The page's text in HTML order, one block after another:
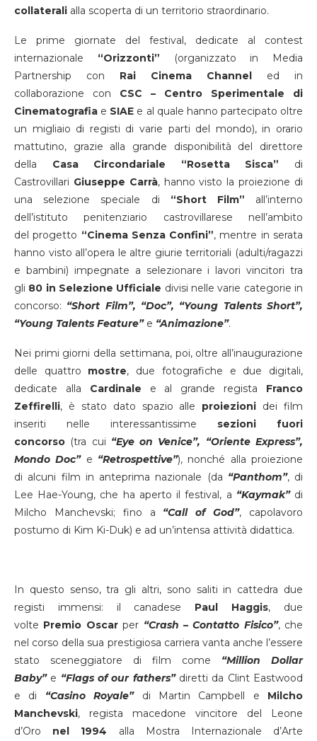
collaterali alla scoperta di un territorio straordinario.
Le prime giornate del festival, dedicate al contest
internazionale “Orizzonti” (organizzato in Media
Partnership con Rai Cinema Channel ed in
collaborazione con CSC – Centro Sperimentale di
Cinematografia e SIAE e al quale hanno partecipato oltre
un migliaio di registi di varie parti del mondo), in orario
mattutino, grazie alla grande disponibilità del direttore
della Casa Circondariale “Rosetta Sisca” di
Castrovillari Giuseppe Carrà, hanno visto la proiezione di
una selezione speciale di “Short Film” all’interno
dell’istituto penitenziario castrovillarese nell’ambito
del progetto “Cinema Senza Confini”, mentre in serata
hanno visto all’opera le altre giurie territoriali (adulti/ragazzi
e bambini) impegnate a selezionare i lavori vincitori tra
gli 80 in Selezione Ufficiale divisi nelle varie categorie in
concorso: “Short Film”, “Doc”, “Young Talents Short”,
“Young Talents Feature” e “Animazione”.
Nei primi giorni della settimana, poi, oltre all’inaugurazione
delle quattro mostre, due fotografiche e due digitali,
dedicate alla Cardinale e al grande regista Franco
Zeffirelli, è stato dato spazio alle proiezioni dei film
inseriti nelle interessantissime sezioni fuori
concorso (tra cui “Eye on Venice”, “Oriente Express”,
Mondo Doc”e “Retrospettive”), nonché alla proiezione
di alcuni film in anteprima nazionale (da “Panthom”, di
Lee Hae-Young, che ha aperto il festival, a “Kaymak” di
Milcho Manchevski; fino a “Call of God”, capolavoro
postumo di Kim Ki-Duk) e ad un’intensa attività didattica.
In questo senso, tra gli altri, sono saliti in cattedra due
registi immensi: il canadese Paul Haggis, due
volte Premio Oscarper “Crash – Contatto Fisico”, che
nel corso della sua prestigiosa carriera vanta anche l’essere
stato sceneggiatore di film come “Million Dollar
Baby”e “Flags of our fathers” diretti da Clint Eastwood
e di “Casino Royale” di Martin Campbell e Milcho
Manchevski, regista macedone vincitore del Leone
d’Oro nel 1994 alla Mostra Internazionale d’Arte